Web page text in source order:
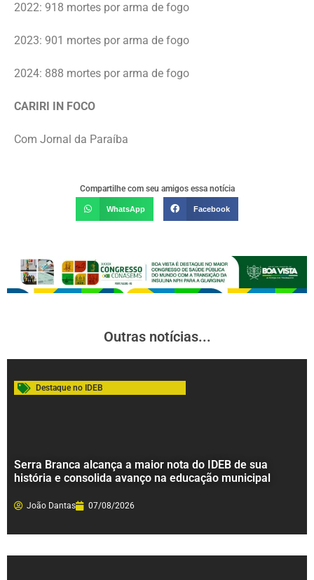
2022: 918 mortes por arma de fogo
2023: 901 mortes por arma de fogo
2024: 888 mortes por arma de fogo
CARIRI IN FOCO
Com Jornal da Paraíba
Compartilhe com seu amigos essa notícia
WhatsApp Facebook
Outras notícias...
Destaque no IDEB
Serra Branca alcança a maior nota do IDEB de sua
história e consolida avanço na educação municipal
João Dantas 07/08/2026